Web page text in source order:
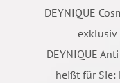
DEYNIQUE
exklusiv
DEYNIQUE
heißt für Sie: